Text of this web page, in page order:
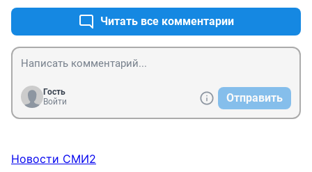
Читать все комментарии
Гость
Войти
Отправить
Новости СМИ2